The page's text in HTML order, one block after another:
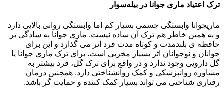
ترک اعتیاد ماری جوانا در بیله‌سوار
ماریجوانا وابستگی جسمی بسیار کم اما وابستگی روانی بالایی دارد
و به همین خاطر هم ترک آن ساده نیست. ماری جوانا به سادگی بر
حافظه ی بلندمدت و کوتاه مدت فرد اثر می گذارد و این برای
جوانان و نوجوانان اثر بسیار مخربی است. برای ترک ماری جوانا یا
گل دارویی وجود ندارد و در واقع برای ترک گل، فرد بیشتر به
مشاوره روانپزشکی و کمک روانشناختی دارد. همچنین درمان
رفتاری شناختی می تواند بسیار کمک کننده و حمایت گر باشد.